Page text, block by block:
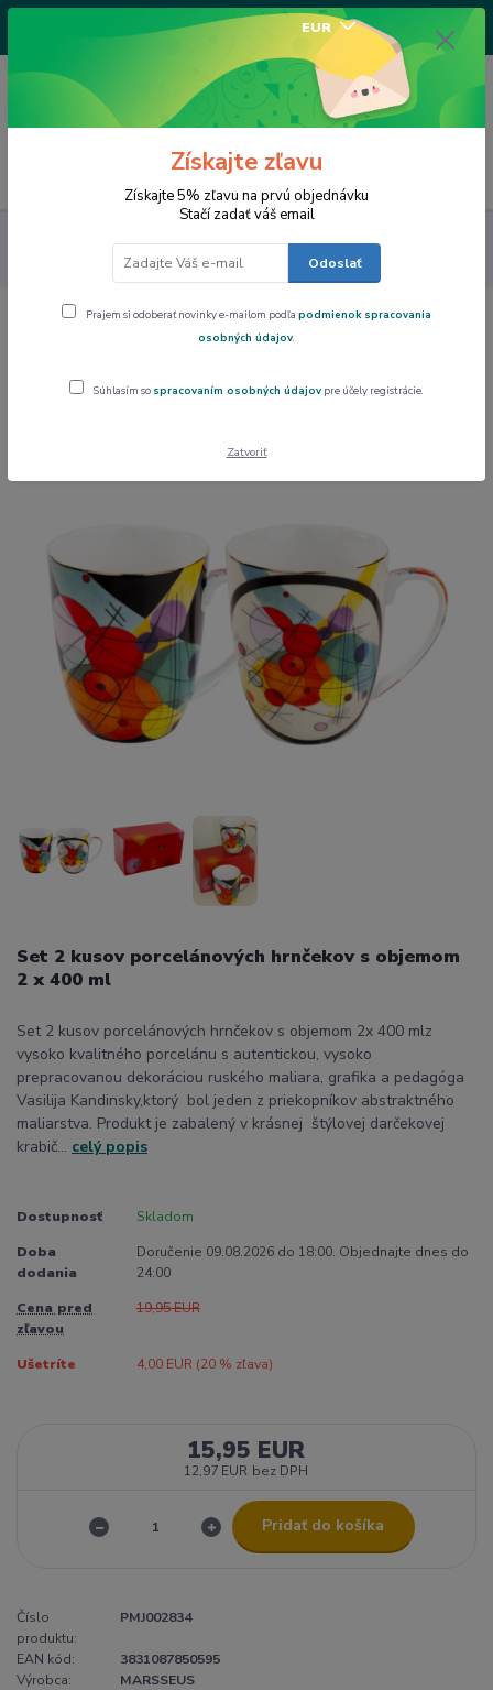
EUR
/Po-Pi 9-17 hod/
0,00 EUR
Art Gallery Collection
Porcelánový hrnček 400 ml - set 2 ks,
Wassily Kandinsky,PMJ002834
Porcelánový hrnček 400 ml - set 2 ks,
Set 2 kusov porcelánových hrnčekov s objemom
2 x 400 ml
Set 2 kusov porcelánových hrnčekov s objemom 2x 400 mlz
vysoko kvalitného porcelánu s autentickou, vysoko
prepracovanou dekoráciou ruského maliara, grafika a pedagóga
Vasilija Kandinsky,ktorý bol jeden z priekopníkov abstraktného
maliarstva. Produkt je zabalený v krásnej štýlovej darčekovej
krabič... celý popis
Dostupnosť Skladom
Doba
dodania
Doručenie 09.08.2026 do 18:00. Objednajte dnes do
24:00
Cena pred
zľavou
19,95 EUR
Ušetríte 4,00 EUR (20% zľava)
15,95 EUR
12,97 EUR bez DPH
Pridať do košíka
Číslo
produktu:
PMJ002834
EAN kód:
3831087850595
Výrobca:
MARSSEUS
Získajte zľavu
Získajte 5% zľavu na prvú objednávku
Stačí zadať váš email
Odoslať
Prajem si odoberať novinky e-mailom podľa podmienok spracovania
osobných údajov.
Súhlasím so spracovaním osobných údajov pre účely registrácie.
Zatvoriť